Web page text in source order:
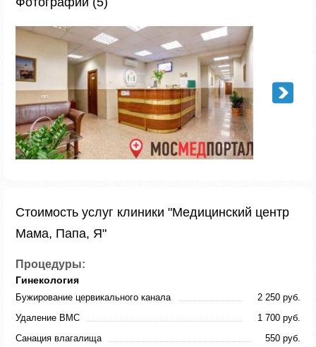
Стоимость услуг клиники "Медицинский центр
Мама, Папа, Я"
Процедуры:
Гинекология
Бужирование цервикального канала
2 250 руб.
Удаление ВМС
1 700 руб.
Санация влагалища
550 руб.